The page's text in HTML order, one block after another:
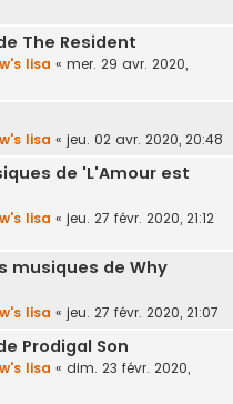
The Resident
lisa « mer. 29 avr. 2020,
lisa « jeu. 02 avr. 2020, 20:48
de 'L'Amour est
lisa « jeu. 27 févr. 2020, 21:12
musiques de Why
lisa « jeu. 27 févr. 2020, 21:07
Prodigal Son
lisa « dim. 23 févr. 2020,